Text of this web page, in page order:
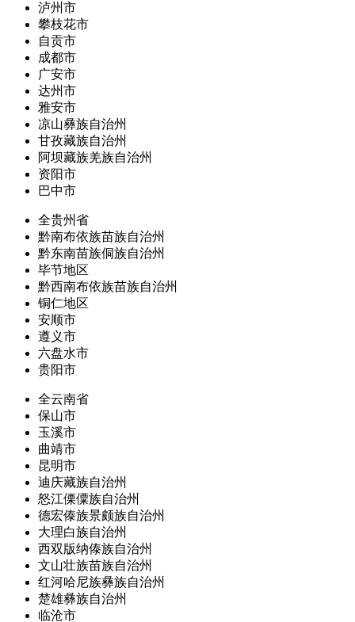
泸州市
攀枝花市
自贡市
成都市
广安市
达州市
雅安市
凉山彝族自治州
甘孜藏族自治州
阿坝藏族羌族自治州
资阳市
巴中市
全贵州省
黔南布依族苗族自治州
黔东南苗族侗族自治州
毕节地区
黔西南布依族苗族自治州
铜仁地区
安顺市
遵义市
六盘水市
贵阳市
全云南省
保山市
玉溪市
曲靖市
昆明市
迪庆藏族自治州
怒江傈僳族自治州
德宏傣族景颇族自治州
大理白族自治州
西双版纳傣族自治州
文山壮族苗族自治州
红河哈尼族彝族自治州
楚雄彝族自治州
临沧市